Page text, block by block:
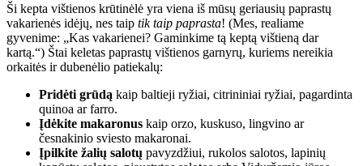
Ši kepta vištienos krūtinėlė yra viena iš mūsų geriausių paprastų
vakarienės idėjų, nes taip tik taip paprasta! (Mes, realiame
gyvenime: „Kas vakarienei? Gaminkime tą keptą vištieną dar
kartą.“) Štai keletas paprastų vištienos garnyrų, kuriems nereikia
orkaitės ir dubenėlio patiekalų:
Pridėti grūdą kaip baltieji ryžiai, citrininiai ryžiai, pagardinta
quinoa ar farro.
Įdėkite makaronus kaip orzo, kuskuso, lingvino ar
česnakinio sviesto makaronai.
Įpilkite žalių salotų pavyzdžiui, rukolos salotos, lapinių